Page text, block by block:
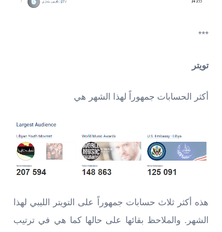
***
تويتر
أكثر الحسابات جمهوراً لهذا الشهر هي
هذه أكثر ثلاث حسابات جمهوراً على التويتر الليبي لهذا
الشهر. والملاحظ بقائها على حالها كما هي في ترتيب